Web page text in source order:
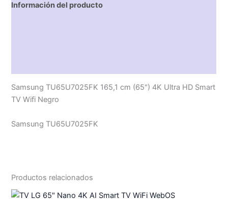
Información del producto
Samsung TU65U7025FK 165,1 cm (65") 4K Ultra HD Smart
TV Wifi Negro
Samsung TU65U7025FK
Productos relacionados